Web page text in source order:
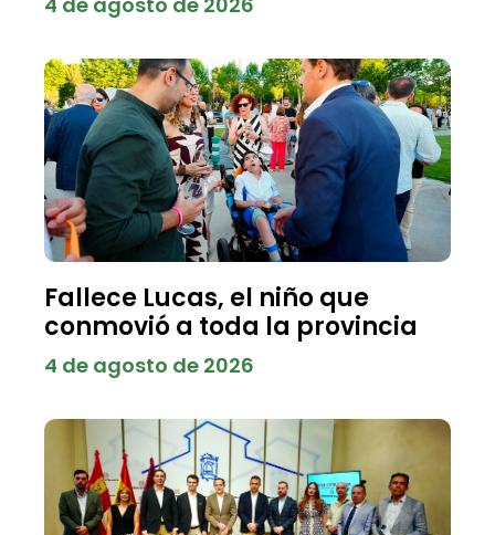
Fallece Lucas, el niño que
conmovió a toda la provincia
4 de agosto de 2026